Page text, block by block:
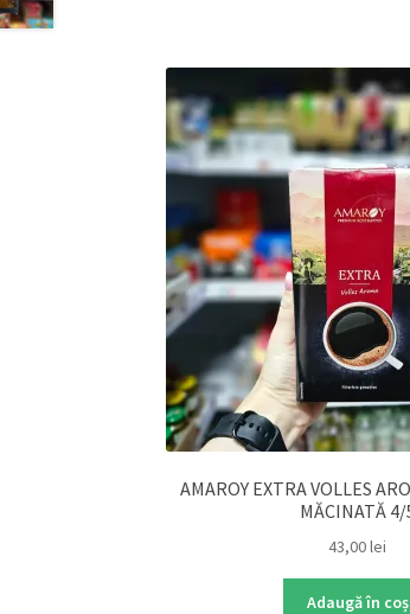
AMAROY EXTRA VOLLES
MĂCINATĂ 4/
43,00lei
Adaugă în coș